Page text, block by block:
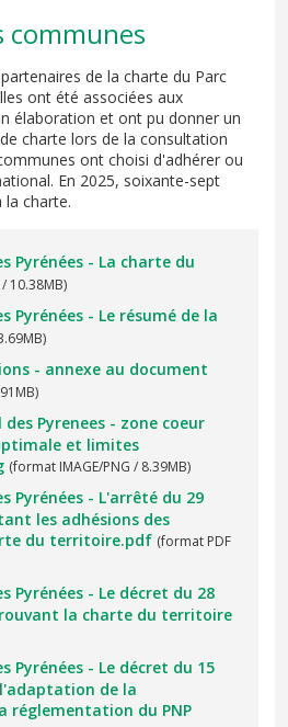
communes
de la charte du Parc
ont été associées aux
élaboration et ont pu donner un
charte lors de la consultation
ont choisi d'adhérer ou
En 2025, soixante-sept
charte.
Pyrénées - La charte du
10.38MB)
Pyrénées - Le résumé de la
- annexe au document
Pyrenees - zone coeur
et limites
(format IMAGE/PNG / 8.39MB)
Pyrénées - L'arrêté du 29
les adhésions des
du territoire.pdf (format PDF
Pyrénées - Le décret du 28
la charte du territoire
Pyrénées - Le décret du 15
de la
réglementation du PNP